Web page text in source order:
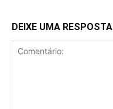
DEIXE UMA RESPOSTA